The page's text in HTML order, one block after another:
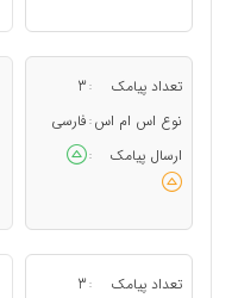
تعداد پیامک :
3
نوع اس ام اس : فارسی
ارسال پیامک
:
تعداد پیامک :
3